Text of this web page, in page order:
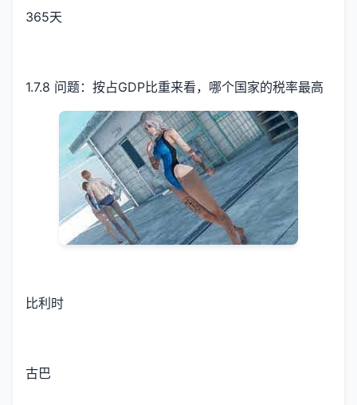
365天
1.7.8 问题：按占GDP比重来看，哪个国家的税率最高
比利时
古巴